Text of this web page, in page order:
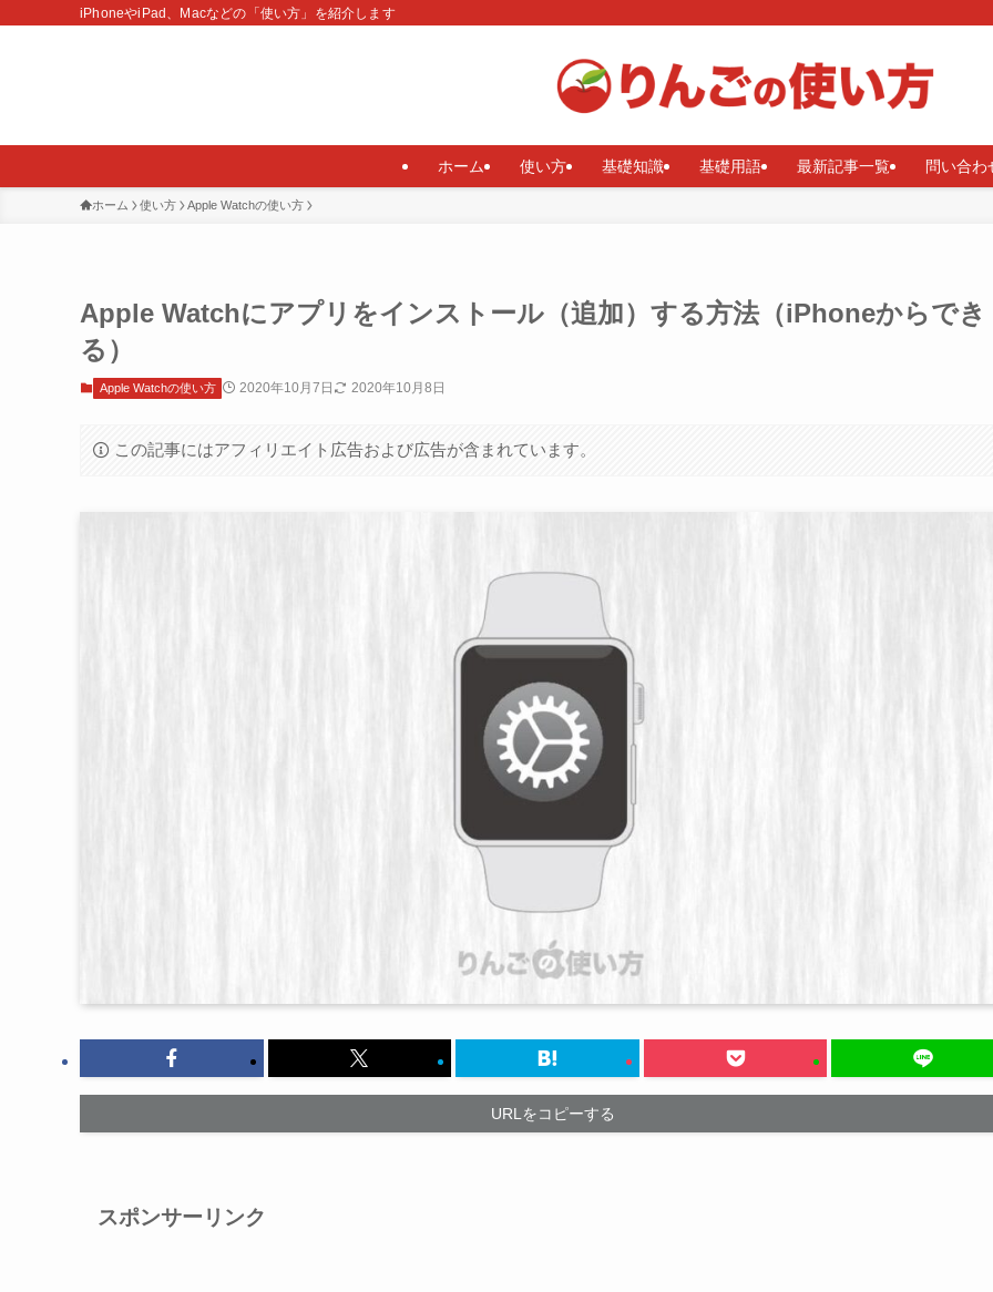
iPhoneやiPad、Macなどの「使い方」を紹介します
ホーム 使い方 基礎知識 基礎用語 最新記事一覧 問い合わ
ホーム 使い方 Apple Watchの使い方
Apple Watchにアプリをインストール（追加）する方法（iPhoneからでき
る）
Apple Watchの使い方 2020年10月7日 2020年10月8日
この記事にはアフィリエイト広告および広告が含まれています。
URLをコピーする
スポンサーリンク